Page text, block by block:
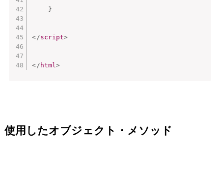
}
</script>
</ html>
使用したオブジェクト・メソッド